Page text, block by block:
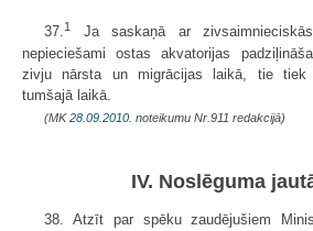
37.1
Ja saskaņā ar
nepieciešami ostas akvatorijas
zivju nārsta un migrācijas laikā, tie tiek
tumšajā laikā.
(MK28.09.2010. noteikumu Nr.911 redakcijā)
IV. Noslēguma
38. Atzīt par spēku zaudējušiem